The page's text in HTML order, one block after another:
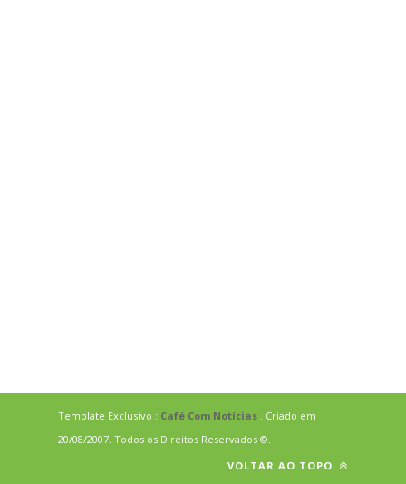
Template Exclusivo : Café Com Notícias . Criado em
20/08/2007. Todos os Direitos Reservados ©.
VOLTAR AO TOPO